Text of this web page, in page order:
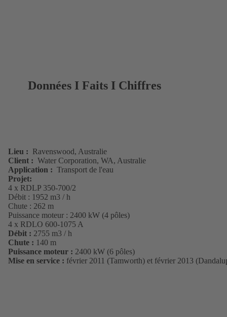
Données I Faits I Chiffres
Lieu : Ravenswood, Australie
Client : Water Corporation, WA, Australie
Application : Transport de l'eau
Projet:
4 x RDLP 350-700/2
Débit : 1952 m3 / h
Chute : 262 m
Puissance moteur : 2400 kW (4 pôles)
4 x RDLO 600-1075 A
Débit : 2755 m3 / h
Chute : 140 m
Puissance moteur : 2400 kW (6 pôles)
Mise en service : février 2011 (Tamworth) et février 2013